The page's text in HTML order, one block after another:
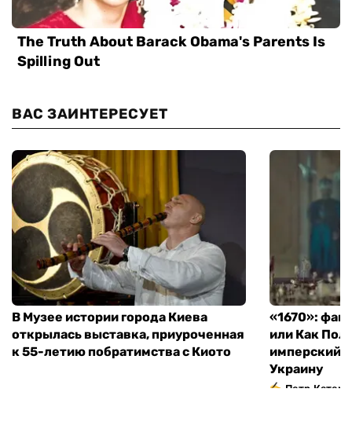
ВАС ЗАИНТЕРЕСУЕТ
В Музее истории города Киева
открылась выставка, приуроченная
к 55-летию побратимства с Киото
«1670»:
или Как
имперский
Украину
Петр